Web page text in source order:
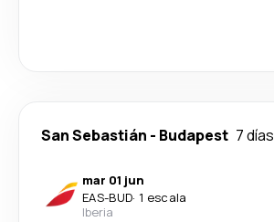
San Sebastián - Budapest 7 días
mar 01 jun
EAS-BUD· 1 escala
Iberia